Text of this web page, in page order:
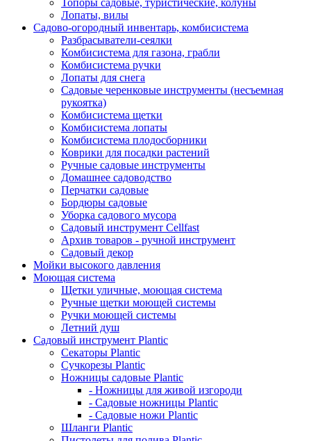
Топоры садовые, туристические, колуны
Лопаты, вилы
Садово-огородный инвентарь, комбисистема
Разбрасыватели-сеялки
Комбисистема для газона, грабли
Комбисистема ручки
Лопаты для снега
Садовые черенковые инструменты (несъемная
рукоятка)
Комбисистема щетки
Комбисистема лопаты
Комбисистема плодосборники
Коврики для посадки растений
Ручные садовые инструменты
Домашнее садоводство
Перчатки садовые
Бордюры садовые
Уборка садового мусора
Садовый инструмент Cellfast
Архив товаров - ручной инструмент
Садовый декор
Мойки высокого давления
Моющая система
Щетки уличные, моющая система
Ручные щетки моющей системы
Ручки моющей системы
Летний душ
Садовый инструмент Plantic
Секаторы Plantic
Сучкорезы Plantic
Ножницы садовые Plantic
- Ножницы для живой изгороди
- Садовые ножницы Plantic
- Садовые ножи Plantic
Шланги Plantic